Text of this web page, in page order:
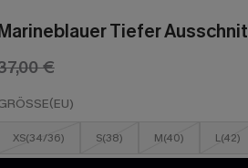
Tiefer
€
XS(34/36) S(38) M(40) L(42)